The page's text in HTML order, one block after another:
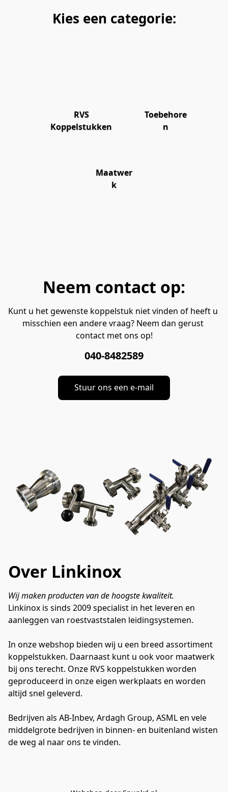
Kies een categorie:
RVS
Koppelstukken
Toebehore
n
Maatwer
k
Neem contact op:
Kunt u het gewenste koppelstuk niet vinden of heeft u
misschien een andere vraag? Neem dan gerust
contact met ons op!
040-8482589
Stuur ons een e-mail
Over Linkinox
Wij maken producten van de hoogste kwaliteit.
Linkinox is sinds 2009 specialist in het leveren en
aanleggen van roestvaststalen leidingsystemen.
In onze webshop bieden wij u een breed assortiment
koppelstukken. Daarnaast kunt u ook voor maatwerk
bij ons terecht. Onze RVS koppelstukken worden
geproduceerd in onze eigen werkplaats en worden
altijd snel geleverd.
Bedrijven als AB-Inbev, Ardagh Group, ASML en vele
middelgrote bedrijven in binnen- en buitenland wisten
de weg al naar ons te vinden.